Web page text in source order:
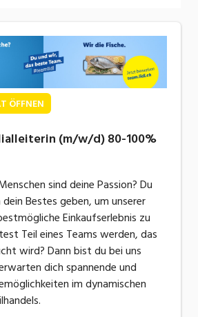
Wellness
Medien, Druck
Optik, Textil (Fertigung)
Pflege
Polizei, Zoll
Kundenberatung,
ÖFFNEN
(m/w/d) 80-100%
sind deine Passion? Du
Bestes geben, um unserer
Einkaufserlebnis zu
Teil eines Teams werden, das
wird? Dann bist du bei uns
dich spannende und
im dynamischen